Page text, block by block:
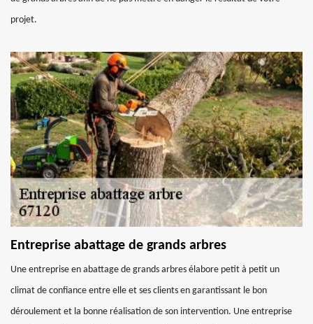
projet.
Entreprise abattage de grands arbres
Une entreprise en abattage de grands arbres élabore petit à petit un
climat de confiance entre elle et ses clients en garantissant le bon
déroulement et la bonne réalisation de son intervention. Une entreprise